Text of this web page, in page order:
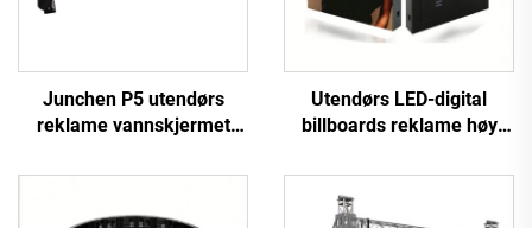
Junchen P5 utendørs
reklame vannskjermet
skilt mobil reklameskjerm
Utendørs LED-digital
billboards reklame høy
installasjon høy ytelse P10
LED-videovegg kampsjerm